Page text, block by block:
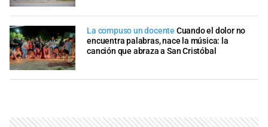
La compuso un docente Cuando el dolor no
encuentra palabras, nace la música: la
canción que abraza a San Cristóbal